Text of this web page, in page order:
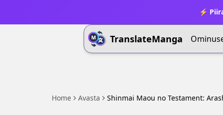
⚡
TranslateManga
Home Avasta Shinmai Maou no Testament: